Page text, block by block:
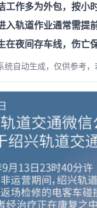
工作多为外包，按小
入轨道作业通常需提
在夜间存车线，伤亡
统自动生成，仅供参考，